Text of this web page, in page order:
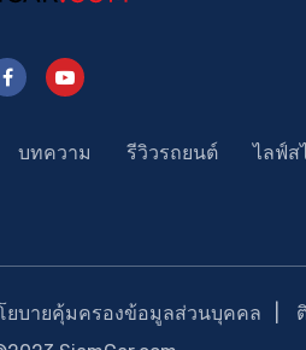
บทความ รีวิวรถยนต์ ไลฟ์ส
ยบายคุ้มครองข้อมูลส่วนบุคคล